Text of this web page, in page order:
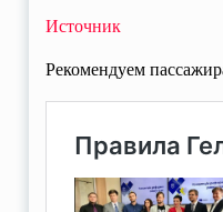
Источник
Рекомендуем